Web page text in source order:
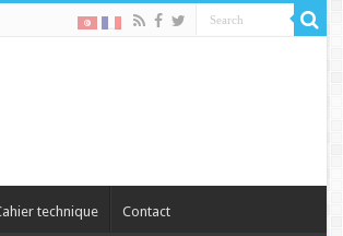
technique Contact